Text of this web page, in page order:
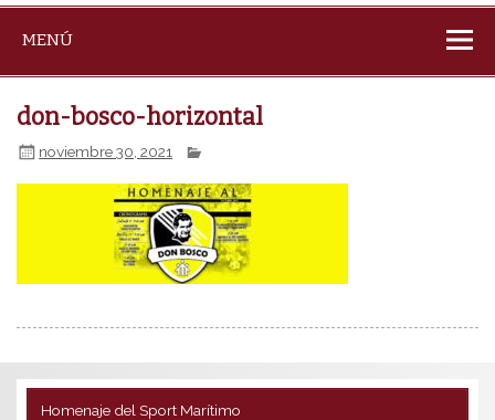
MENÚ
don-bosco-horizontal
noviembre 30, 2021
Homenaje del Sport Marítimo